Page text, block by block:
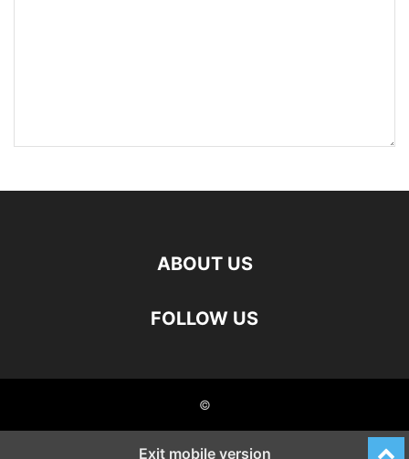
ABOUT US
FOLLOW US
©
Exit mobile version